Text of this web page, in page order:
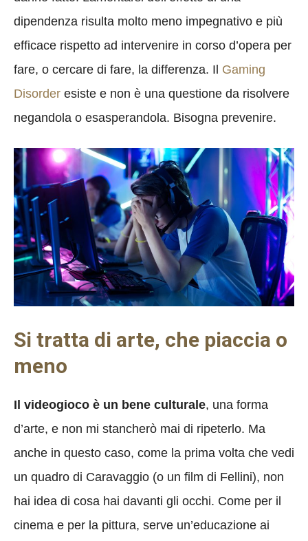
dipendenza risulta molto meno impegnativo e più
efficace rispetto ad intervenire in corso d’opera per
fare, o cercare di fare, la differenza. Il Gaming
Disorder esiste e non è una questione da risolvere
negandola o esasperandola. Bisogna prevenire.
Si tratta di arte, che piaccia o
meno
Il videogioco è un bene culturale, una forma
d’arte, e non mi stancherò mai di ripeterlo. Ma
anche in questo caso, come la prima volta che vedi
un quadro di Caravaggio (o un film di Fellini), non
hai idea di cosa hai davanti gli occhi. Come per il
cinema e per la pittura, serve un’educazione ai